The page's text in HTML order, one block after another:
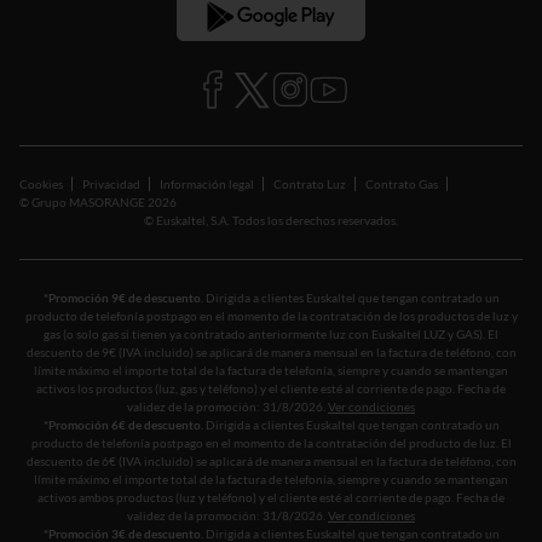
© Euskaltel, S.A. Todos los derechos reservados.
Cookies Privacidad Información legal Contrato Luz
Contrato Gas
© Grupo MASORANGE 2026
*Promoción 9€ de descuento. Dirigida a clientes Euskaltel que tengan contratado un
producto de telefonía postpago en el momento de la contratación de los productos de luz y
gas (o solo gas si tienen ya contratado anteriormente luz con Euskaltel LUZ y GAS). El
descuento de 9€ (IVA incluido) se aplicará de manera mensual en la factura de teléfono, con
límite máximo el importe total de la factura de telefonía, siempre y cuando se mantengan
activos los productos (luz, gas y teléfono) y el cliente esté al corriente de pago. Fecha de
validez de la promoción: 31/8/2026. Ver condiciones
*Promoción 6€ de descuento. Dirigida a clientes Euskaltel que tengan contratado un
producto de telefonía postpago en el momento de la contratación del producto de luz. El
descuento de 6€ (IVA incluido) se aplicará de manera mensual en la factura de teléfono, con
límite máximo el importe total de la factura de telefonía, siempre y cuando se mantengan
activos ambos productos (luz y teléfono) y el cliente esté al corriente de pago. Fecha de
validez de la promoción: 31/8/2026. Ver condiciones
*Promoción 3€ de descuento. Dirigida a clientes Euskaltel que tengan contratado un